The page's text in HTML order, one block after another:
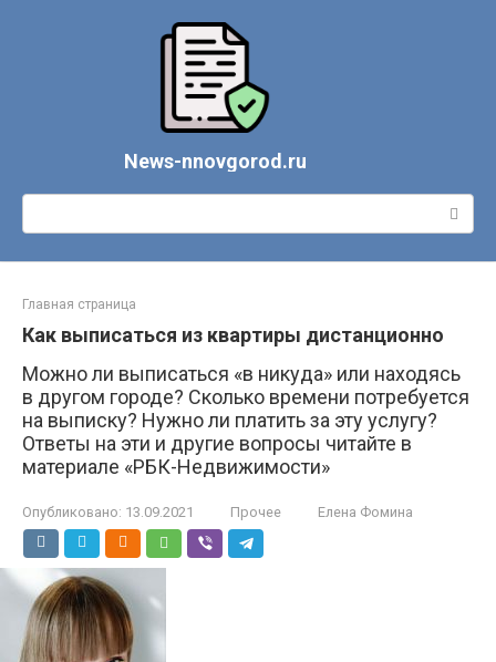
News-nnovgorod.ru
Поиск:
Главная страница
Как выписаться из квартиры дистанционно
Можно ли выписаться «в никуда» или находясь
в другом городе? Сколько времени потребуется
на выписку? Нужно ли платить за эту услугу?
Ответы на эти и другие вопросы читайте в
материале «РБК-Недвижимости»
Опубликовано: 13.09.2021 Прочее Елена Фомина